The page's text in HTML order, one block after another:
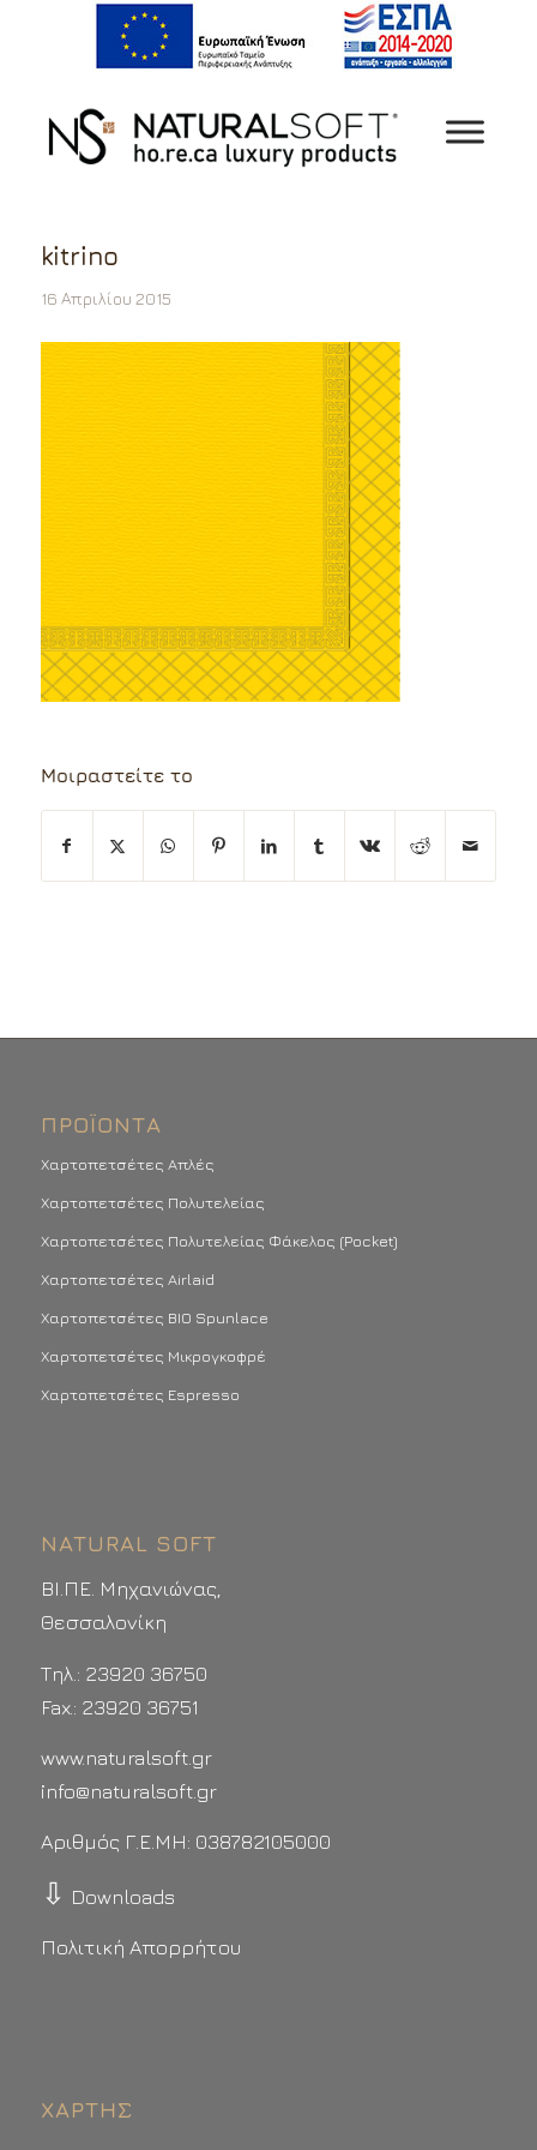
kitrino
16 Απριλίου 2015
Μοιραστείτε το
ΠΡΟΪΌΝΤΑ
Χαρτοπετσέτες Απλές
Χαρτοπετσέτες Πολυτελείας
Χαρτοπετσέτες Πολυτελείας Φάκελος (Pocket)
Χαρτοπετσέτες Airlaid
Χαρτοπετσέτες BIO Spunlace
Χαρτοπετσέτες Μικρογκοφρέ
Χαρτοπετσέτες Espresso
NATURAL SOFT
ΒΙ.ΠΕ. Μηχανιώνας,
Θεσσαλονίκη
Τηλ.: 23920 36750
Fax.: 23920 36751
www.naturalsoft.gr
info@naturalsoft.gr
Αριθμός Γ.Ε.ΜΗ: 038782105000
⇩ Downloads
Πολιτική Απορρήτου
ΧΆΡΤΗΣ